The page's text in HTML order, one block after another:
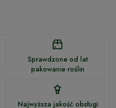
Sprawdzone od lat
pakowanie roślin
Najwyższa jakość obsługi